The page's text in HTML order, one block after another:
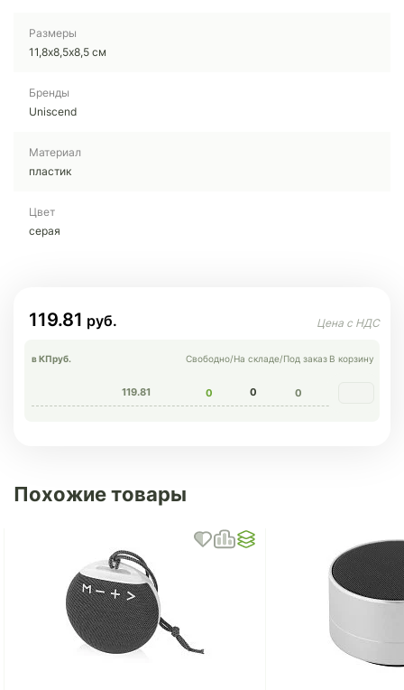
Размеры
11,8х8,5х8,5 см
Бренды
Uniscend
Материал
пластик
Цвет
серая
119.81
в КПруб. Свободно/На складе/Под заказ В корзину
119.81 0 0 0
Похожие товары